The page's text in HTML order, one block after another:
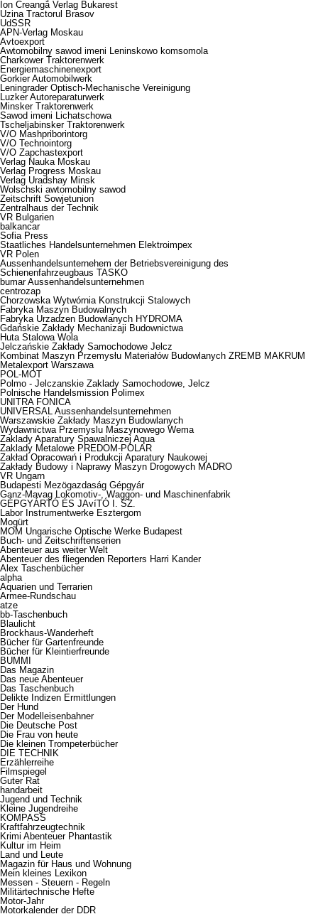
Ion Creangă Verlag Bukarest
Uzina Tractorul Brasov
UdSSR
APN-Verlag Moskau
Avtoexport
Awtomobilny sawod imeni Leninskowo komsomola
Charkower Traktorenwerk
Energiemaschinenexport
Gorkier Automobilwerk
Leningrader Optisch-Mechanische Vereinigung
Luzker Autoreparaturwerk
Minsker Traktorenwerk
Sawod imeni Lichatschowa
Tscheljabinsker Traktorenwerk
V/O Mashpriborintorg
V/O Technointorg
V/O Zapchastexport
Verlag Nauka Moskau
Verlag Progress Moskau
Verlag Uradshay Minsk
Wolschski awtomobilny sawod
Zeitschrift Sowjetunion
Zentralhaus der Technik
VR Bulgarien
balkancar
Sofia Press
Staatliches Handelsunternehmen Elektroimpex
VR Polen
Aussenhandelsunternehem der Betriebsvereinigung des
Schienenfahrzeugbaus TASKO
bumar Aussenhandelsunternehmen
centrozap
Chorzowska Wytwórnia Konstrukcji Stalowych
Fabryka Maszyn Budowalnych
Fabryka Urzadzen Budowlanych HYDROMA
Gdańskie Zakłady Mechanizaji Budownictwa
Huta Stalowa Wola
Jelczańskie Zakłady Samochodowe Jelcz
Kombinat Maszyn Przemysłu Materiałów Budowlanych ZREMB MAKRUM
Metalexport Warszawa
POL-MOT
Polmo - Jelczanskie Zaklady Samochodowe, Jelcz
Polnische Handelsmission Polimex
UNITRA FONICA
UNIVERSAL Aussenhandelsunternehmen
Warszawskie Zakłady Maszyn Budowlanych
Wydawnictwa Przemyslu Maszynowego Wema
Zaklady Aparatury Spawalniczej Aqua
Zaklady Metalowe PREDOM-POLAR
Zakład Opracowań i Produkcji Aparatury Naukowej
Zakłady Budowy i Naprawy Maszyn Drogowych MADRO
VR Ungarn
Budapesti Mezögazdaság Gépgyár
Ganz-Mavag Lokomotiv-, Waggon- und Maschinenfabrik
GÉPGYÁRTÓ ÉS JAvíTÓ I. SZ.
Labor Instrumentwerke Esztergom
Mogürt
MOM Ungarische Optische Werke Budapest
Buch- und Zeitschriftenserien
Abenteuer aus weiter Welt
Abenteuer des fliegenden Reporters Harri Kander
Alex Taschenbücher
alpha
Aquarien und Terrarien
Armee-Rundschau
atze
bb-Taschenbuch
Blaulicht
Brockhaus-Wanderheft
Bücher für Gartenfreunde
Bücher für Kleintierfreunde
BUMMI
Das Magazin
Das neue Abenteuer
Das Taschenbuch
Delikte Indizen Ermittlungen
Der Hund
Der Modelleisenbahner
Die Deutsche Post
Die Frau von heute
Die kleinen Trompeterbücher
DIE TECHNIK
Erzählerreihe
Filmspiegel
Guter Rat
handarbeit
Jugend und Technik
Kleine Jugendreihe
KOMPASS
Kraftfahrzeugtechnik
Krimi Abenteuer Phantastik
Kultur im Heim
Land und Leute
Magazin für Haus und Wohnung
Mein kleines Lexikon
Messen - Steuern - Regeln
Militärtechnische Hefte
Motor-Jahr
Motorkalender der DDR